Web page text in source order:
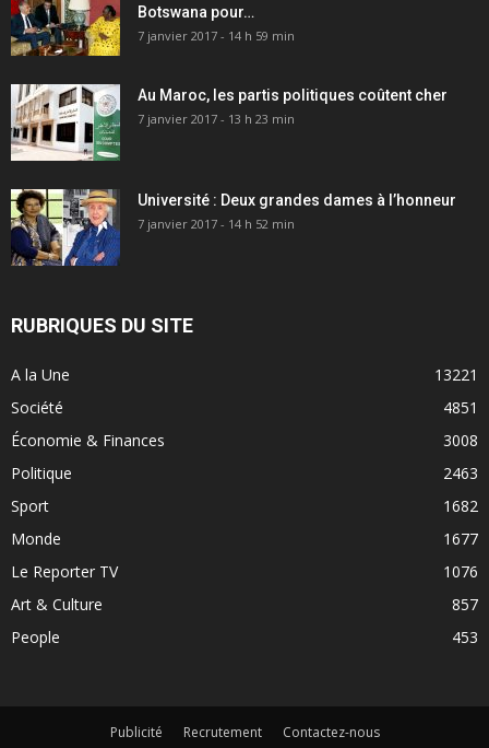
Botswana pour…
7 janvier 2017 - 14 h 59 min
Au Maroc, les partis politiques coûtent cher
7 janvier 2017 - 13 h 23 min
Université : Deux grandes dames à l’honneur
7 janvier 2017 - 14 h 52 min
RUBRIQUES DU SITE
A la Une
13221
Société
4851
Économie & Finances
3008
Politique
2463
Sport
1682
Monde
1677
Le Reporter TV
1076
Art & Culture
857
People
453
Publicité Recrutement Contactez-nous